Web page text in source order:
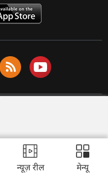
न्यूज़ रील मेन्यू